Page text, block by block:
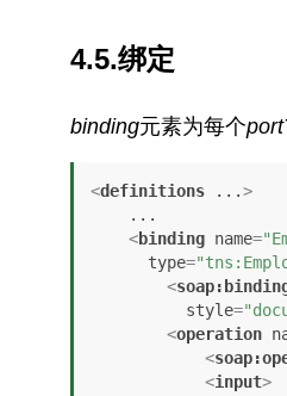
4.5.绑定
binding元素为每个
<definitions ...>
<binding name=
type=
<
style=
<operation
<
<input>